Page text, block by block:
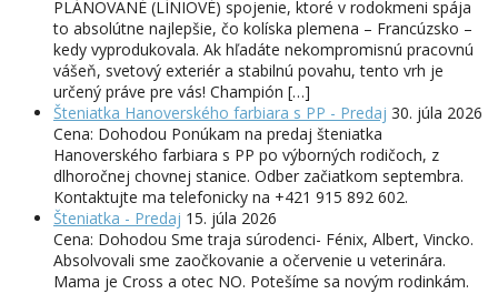
PLÁNOVANÉ (LÍNIOVÉ) spojenie, ktoré v rodokmeni spája
to absolútne najlepšie, čo kolíska plemena – Francúzsko –
kedy vyprodukovala. Ak hľadáte nekompromisnú pracovnú
vášeň, svetový exteriér a stabilnú povahu, tento vrh je
určený práve pre vás! Champión […]
Šteniatka Hanoverského farbiara s PP - Predaj 30. júla 2026
Cena: Dohodou Ponúkam na predaj šteniatka
Hanoverského farbiara s PP po výborných rodičoch, z
dlhoročnej chovnej stanice. Odber začiatkom septembra.
Kontaktujte ma telefonicky na +421 915 892 602.
Šteniatka - Predaj 15. júla 2026
Cena: Dohodou Sme traja súrodenci- Fénix, Albert, Vincko.
Absolvovali sme zaočkovanie a očervenie u veterinára.
Mama je Cross a otec NO. Potešíme sa novým rodinkám.